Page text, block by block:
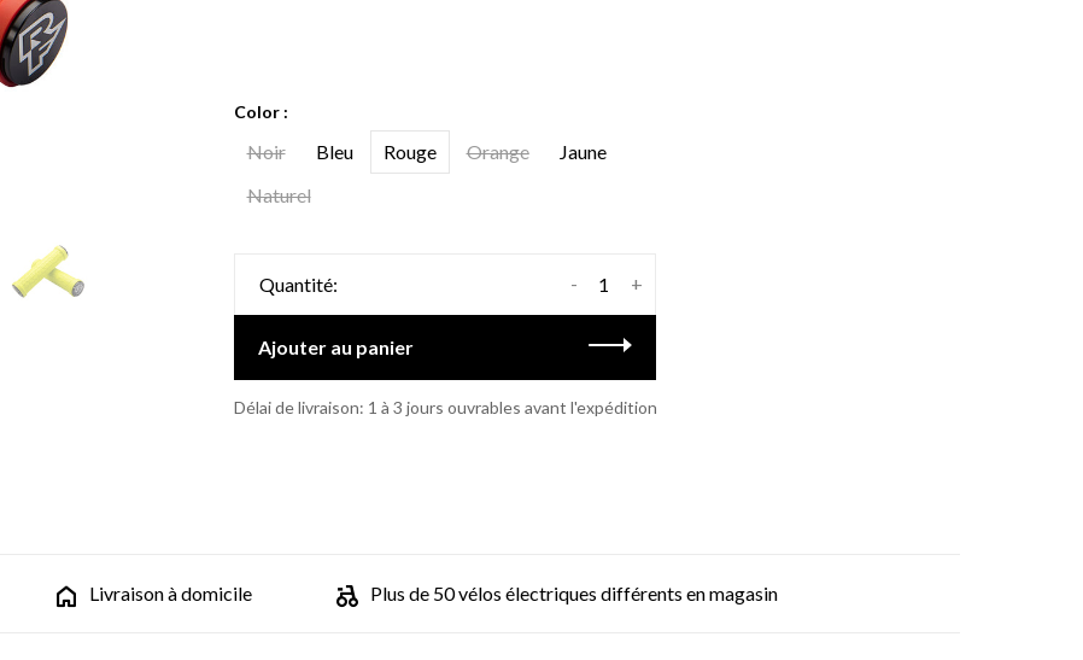
Color :
Noir Bleu Rouge Orange
Jaune
Naturel
Quantité: +
-
Ajouter au panier
Délai de livraison: 1 à 3 jours ouvrables avant l'expédition
Livraison à domicile Plus de 50 vélos électriques différents en magasin